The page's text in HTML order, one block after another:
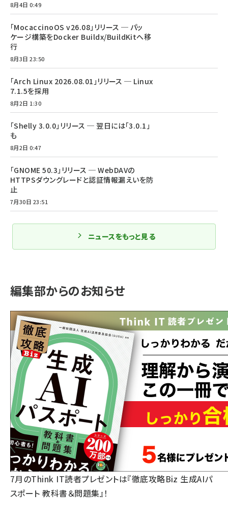
8月4日 0:49
「MocaccinoOS v26.08」リリース ─ パッ
ケージ構築をDocker Buildx/BuildKitへ移
行
8月3日 23:50
「Arch Linux 2026.08.01」リリース ─ Linux
7.1.5を採用
8月2日 1:30
「Shelly 3.0.0」リリース ─ 翌日には「3.0.1」
も
8月2日 0:47
「GNOME 50.3」リリース ─ WebDAVの
HTTPSダウングレードと認証情報漏えいを防
止
7月30日 23:51
ニュースをもっと見る
編集部からのお知らせ
7月のThink IT読者プレゼントは『徹底攻略Biz 生成AIパ
スポート 教科書＆問題集』！